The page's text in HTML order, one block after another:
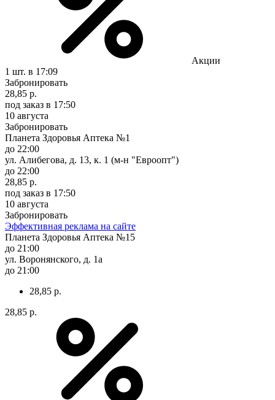
Акции
1 шт. в 17:09
Забронировать
28,85 р.
под заказ в 17:50
10 августа
Забронировать
Планета Здоровья Аптека №1
до 22:00
ул. Алибегова, д. 13, к. 1 (м-н "Евроопт")
до 22:00
28,85 р.
под заказ в 17:50
10 августа
Забронировать
Эффективная реклама на сайте
Планета Здоровья Аптека №15
до 21:00
ул. Воронянского, д. 1а
до 21:00
28,85 р.
28,85 р.